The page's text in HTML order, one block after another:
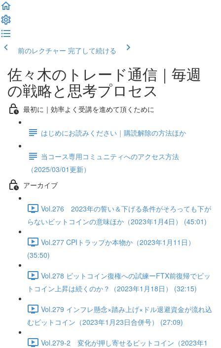
前のレクチャー 完了して続ける
佐々木のトレード通信｜毎週
の戦略と思考プロセス
最初に｜効率よく受講を進めて頂くために
はじめにお読みください｜購読解除の方法ほか
当コース専用コミュニティへのアクセス方法
（2025/03/01更新）
アーカイブ
Vol.276 2023年の誓い＆下げる条件がそろっても下が
らないビットコインの意味ほか（2023年1月4日） (45:01)
Vol.277 CPIトラップか本物か（2023年1月11日）
(35:50)
Vol.278 ビットコイン復権への試練ーFTX前復帰でビッ
トコイン上昇は続くのか？（2023年1月18日） (32:15)
Vol.279 インフレ懸念×踏み上げ×ドル退避資金が流れ込
むビットコイン（2023年1月23日合併号） (27:09)
Vol.279-2 変化が押し寄せるビットコイン（2023年1